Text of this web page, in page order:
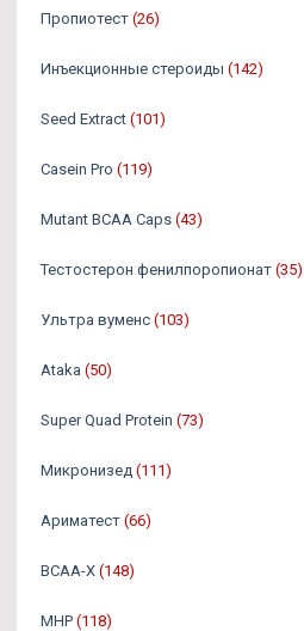
Пропиотест (26)
Инъекционные стероиды (142)
Seed Extract (101)
Casein Pro (119)
Mutant BCAA Caps (43)
Тестостерон фенилпоропионат (35)
Ультра вуменс (103)
Ataka (50)
Super Quad Protein (73)
Микронизед (111)
Ариматест (66)
BCAA-X (148)
MHP (118)